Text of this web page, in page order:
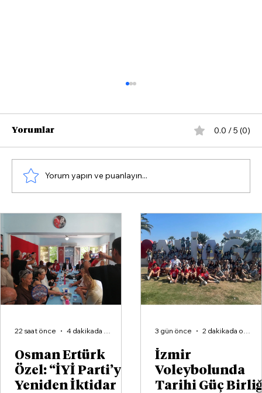
Osman Ertürk
Özel: “İYİ Parti’yi
Yeniden İktidar
22 saat önce 4 dakikada okunur
İzmir
Voleybolunda
Tarihi Güç
3 gün önce 2 dakikada okunur
İzmir Voleybolunda Tarihi Güç
Birliği: Göztepe ile Aliağa KZY Aynı
Hedefte
Yorumlar 0.0 / 5 (0)
Yorum yapın ve puanlayın...